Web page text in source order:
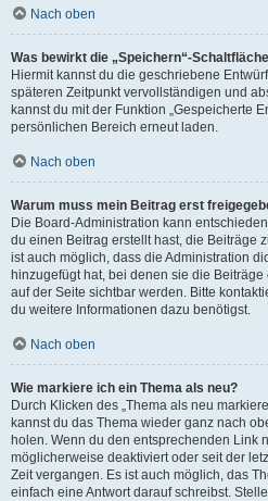
Nach oben
Was bewirkt die „Speichern“-
Hiermit kannst du die geschriebene
späteren Zeitpunkt vervollständigen und
kannst du mit der Funktion „Gespeicherte
persönlichen Bereich erneut laden.
Nach oben
Warum muss mein Beitrag erst
Die Board-Administration kann
du einen Beitrag erstellt hast, die Beiträge
ist auch möglich, dass die Administration
hinzugefügt hat, bei denen sie die
auf der Seite sichtbar werden. Bitte
du weitere Informationen dazu benötigst.
Nach oben
Wie markiere ich ein Thema als neu?
Durch Klicken des „Thema als neu
kannst du das Thema wieder ganz nach
holen. Wenn du den entsprechenden Link
möglicherweise deaktiviert oder seit der
Zeit vergangen. Es ist auch möglich, das
einfach eine Antwort darauf schreibst.